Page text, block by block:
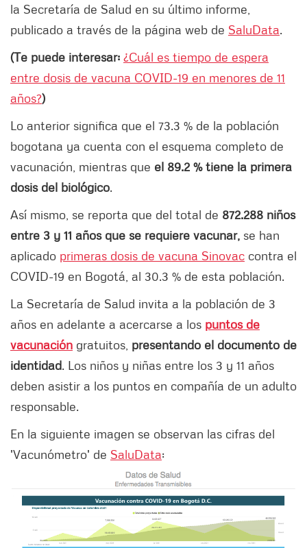
la Secretaría de Salud en su último informe,
publicado a través de la página web de SaluData.
(Te puede interesar: ¿Cuál es tiempo de espera
entre dosis de vacuna COVID-19 en menores de 11
años?)
Lo anterior significa que el 73.3 % de la población
bogotana ya cuenta con el esquema completo de
vacunación, mientras que el 89.2 % tiene la primera
dosis del biológico.
Así mismo, se reporta que del total de 872.288 niños
entre 3 y 11 años que se requiere vacunar, se han
aplicado primeras dosis de vacuna Sinovac contra el
COVID-19 en Bogotá, al 30.3 % de esta población.
La Secretaría de Salud invita a la población de 3
años en adelante a acercarse a los puntos de
vacunación gratuitos, presentando el documento de
identidad. Los niños y niñas entre los 3 y 11 años
deben asistir a los puntos en compañía de un adulto
responsable.
En la siguiente imagen se observan las cifras del
'Vacunómetro' de SaluData: